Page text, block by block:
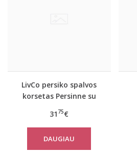
LivCo persiko spalvos
korsetas Persinne su
31 75€
DAUGIAU